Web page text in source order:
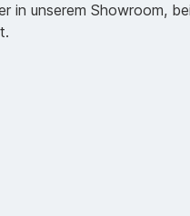
unserem Showroom,